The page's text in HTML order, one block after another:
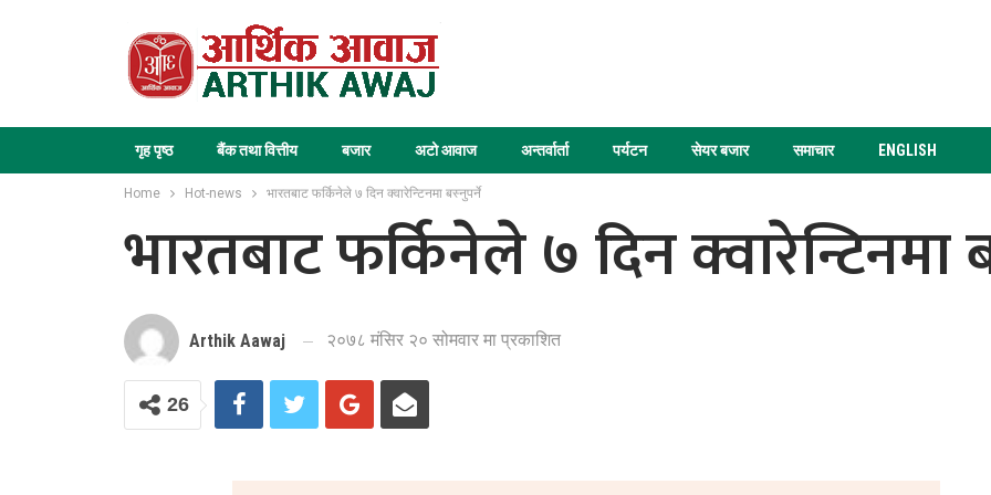
गृह पृष्ठ बैंक तथा वित्तीय बजार अटो आवाज अन्तर्वार्ता पर्यटन सेयर बजार समाचार ENGLISH
Home Hot-news भारतबाट फर्किनेले ७ दिन क्वारेन्टिनमा बस्नुपर्ने
भारतबाट फर्किनेले ७ दिन क्वारेन्टिनमा
Arthik Aawaj २०७८ मंसिर २० सोमवार मा प्रकाशित
26